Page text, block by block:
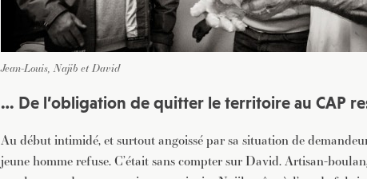
Jean-Louis, Najib et David
… De l’obligation de quitter le territoire au CAP
Au début intimidé, et surtout angoissé par sa situation de
jeune homme refuse. C’était sans compter sur David. Artisan-